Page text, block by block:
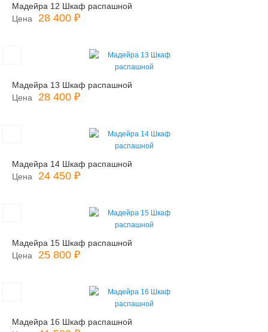
Мадейра 12 Шкаф распашной
Цена
28 400 ₽
Мадейра 13 Шкаф распашной
Цена
28 400 ₽
Мадейра 14 Шкаф распашной
Цена
24 450 ₽
Мадейра 15 Шкаф распашной
Цена
25 800 ₽
Мадейра 16 Шкаф распашной